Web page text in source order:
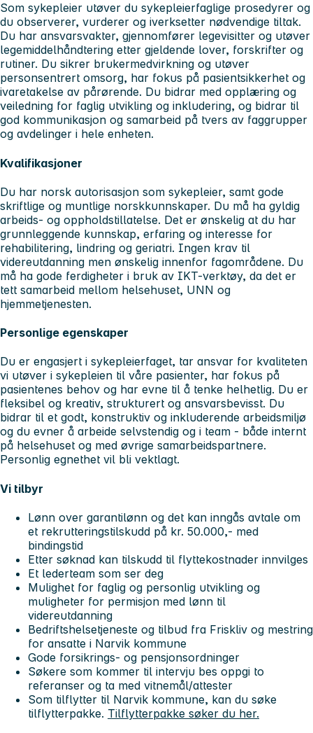
Som sykepleier utøver du sykepleierfaglige prosedyrer og
du observerer, vurderer og iverksetter nødvendige tiltak.
Du har ansvarsvakter, gjennomfører legevisitter og utøver
legemiddelhåndtering etter gjeldende lover, forskrifter og
rutiner. Du sikrer brukermedvirkning og utøver
personsentrert omsorg, har fokus på pasientsikkerhet og
ivaretakelse av pårørende. Du bidrar med opplæring og
veiledning for faglig utvikling og inkludering, og bidrar til
god kommunikasjon og samarbeid på tvers av faggrupper
og avdelinger i hele enheten.
Kvalifikasjoner
Du har norsk autorisasjon som sykepleier, samt gode
skriftlige og muntlige norskkunnskaper. Du må ha gyldig
arbeids- og oppholdstillatelse. Det er ønskelig at du har
grunnleggende kunnskap, erfaring og interesse for
rehabilitering, lindring og geriatri. Ingen krav til
videreutdanning men ønskelig innenfor fagområdene. Du
må ha gode ferdigheter i bruk av IKT-verktøy, da det er
tett samarbeid mellom helsehuset, UNN og
hjemmetjenesten.
Personlige egenskaper
Du er engasjert i sykepleierfaget, tar ansvar for kvaliteten
vi utøver i sykepleien til våre pasienter, har fokus på
pasientenes behov og har evne til å tenke helhetlig. Du er
fleksibel og kreativ, strukturert og ansvarsbevisst. Du
bidrar til et godt, konstruktiv og inkluderende arbeidsmiljø
og du evner å arbeide selvstendig og i team - både internt
på helsehuset og med øvrige samarbeidspartnere.
Personlig egnethet vil bli vektlagt.
Vi tilbyr
Lønn over garantilønn og det kan inngås avtale om
et rekrutteringstilskudd på kr. 50.000,- med
bindingstid
Etter søknad kan tilskudd til flyttekostnader innvilges
Et lederteam som ser deg
Mulighet for faglig og personlig utvikling og
muligheter for permisjon med lønn til
videreutdanning
Bedriftshelsetjeneste og tilbud fra Friskliv og mestring
for ansatte i Narvik kommune
Gode forsikrings- og pensjonsordninger
Søkere som kommer til intervju bes oppgi to
referanser og ta med vitnemål/attester
Som tilflytter til Narvik kommune, kan du søke
tilflytterpakke. Tilflytterpakke søker du her.